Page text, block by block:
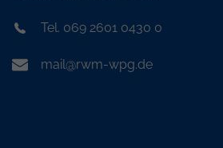
Tel. 069 2601 0430 0
mail@rwm-wpg.de